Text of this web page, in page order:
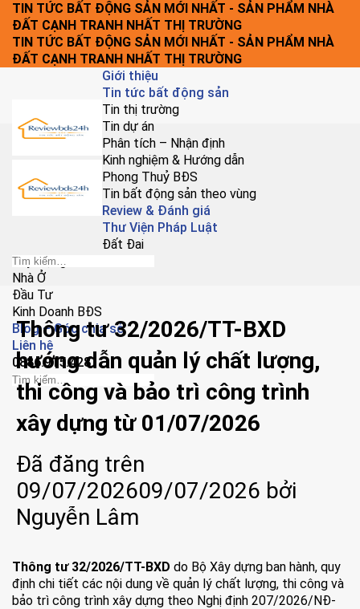
Chuyển
đến
nội
dung
TIN TỨC BẤT ĐỘNG SẢN MỚI NHẤT - SẢN PHẨM NHÀ
ĐẤT CẠNH TRANH NHẤT THỊ TRƯỜNG
TIN TỨC BẤT ĐỘNG SẢN MỚI NHẤT - SẢN PHẨM NHÀ
ĐẤT CẠNH TRANH NHẤT THỊ TRƯỜNG
Giới thiệu
Tin tức bất động sản
Tin thị trường
Tin dự án
Phân tích – Nhận định
Kinh nghiệm & Hướng dẫn
Phong Thuỷ BĐS
Tin bất động sản theo vùng
Review & Đánh giá
Thư Viện Pháp Luật
Đất Đai
Xây Dựng
Nhà Ở
Đầu Tư
Kinh Doanh BĐS
Blog – Góc chia sẻ
Liên hệ
0886.915.428
Thông tư 32/2026/TT-BXD
hướng dẫn quản lý chất lượng,
thi công và bảo trì công trình
xây dựng từ 01/07/2026
Đã đăng trên
09/07/202609/07/2026 bởi
Nguyễn Lâm
Thông tư 32/2026/TT-BXD do Bộ Xây dựng ban hành, quy
định chi tiết các nội dung về quản lý chất lượng, thi công và
bảo trì công trình xây dựng theo Nghị định 207/2026/NĐ-